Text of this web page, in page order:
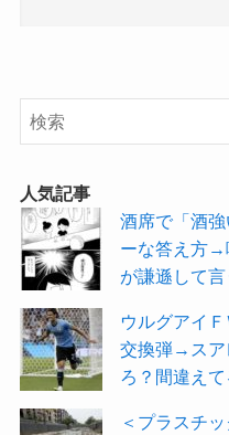
人気記事
酒席で「酒
ーな答え方→
が謙遜して言
ウルグアイ
交換弾→スア
ろ？間違えて
＜プラスチ